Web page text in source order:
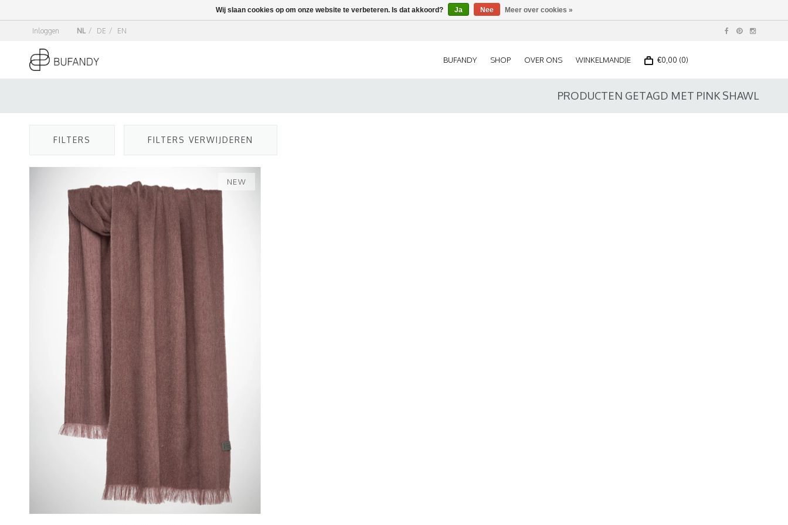
Inloggen NL / DE / EN
BUFANDY SHOP OVER ONS WINKELMANDJE €0,00 (0)
PRODUCTEN GETAGD MET PINK SHAWL
FILTERS FILTERS VERWIJDEREN
NEW
Wij slaan cookies op om onze website te verbeteren. Is dat akkoord? Ja Nee Meer over cookies »